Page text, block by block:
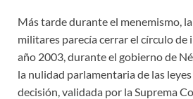
Más tarde durante el menemismo,
militares parecía cerrar el círculo de
año 2003, durante el gobierno de
la nulidad parlamentaria de las
decisión, validada por la Suprema